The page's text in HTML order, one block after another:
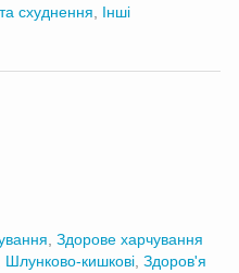
схуднення Інші
Здорове харчування
Шлунково-кишкові Здоров'я